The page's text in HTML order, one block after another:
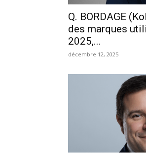
Q. BORDAGE
des marques
2025,...
décembre 12, 2025